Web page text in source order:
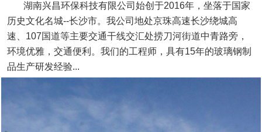
湖南兴昌环保科技有限公司始创于2016年，坐落于国家
历史文化名城--长沙市。我公司地处京珠高速长沙绕城高
速、107国道等主要交通干线交汇处捞刀河街道中青路旁，
环境优雅，交通便利。我们的工程师，具有15年的玻璃钢制
品生产研发经验...